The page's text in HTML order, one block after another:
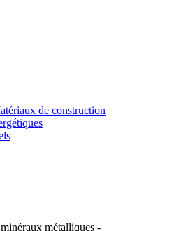
de construction